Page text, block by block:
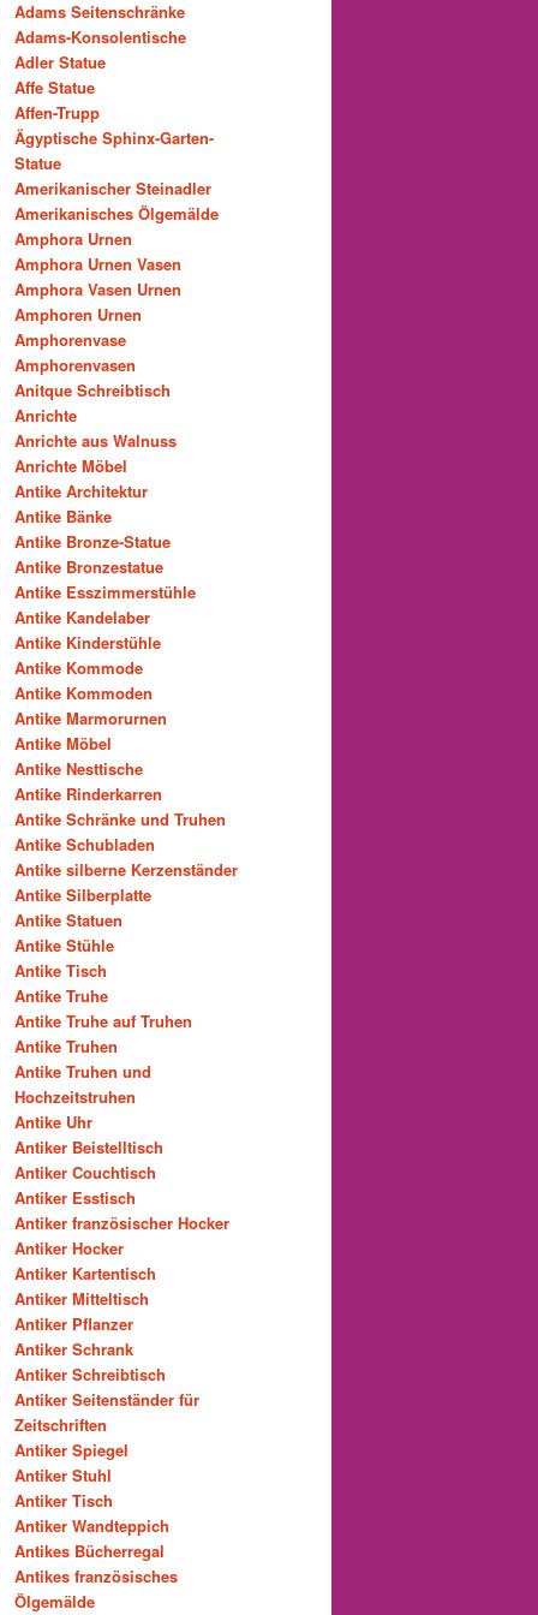
Adams Seitenschränke
Adams-Konsolentische
Adler Statue
Affe Statue
Affen-Trupp
Ägyptische Sphinx-Garten-
Statue
Amerikanischer Steinadler
Amerikanisches Ölgemälde
Amphora Urnen
Amphora Urnen Vasen
Amphora Vasen Urnen
Amphoren Urnen
Amphorenvase
Amphorenvasen
Anitque Schreibtisch
Anrichte
Anrichte aus Walnuss
Anrichte Möbel
Antike Architektur
Antike Bänke
Antike Bronze-Statue
Antike Bronzestatue
Antike Esszimmerstühle
Antike Kandelaber
Antike Kinderstühle
Antike Kommode
Antike Kommoden
Antike Marmorurnen
Antike Möbel
Antike Nesttische
Antike Rinderkarren
Antike Schränke und Truhen
Antike Schubladen
Antike silberne Kerzenständer
Antike Silberplatte
Antike Statuen
Antike Stühle
Antike Tisch
Antike Truhe
Antike Truhe auf Truhen
Antike Truhen
Antike Truhen und
Hochzeitstruhen
Antike Uhr
Antiker Beistelltisch
Antiker Couchtisch
Antiker Esstisch
Antiker französischer Hocker
Antiker Hocker
Antiker Kartentisch
Antiker Mitteltisch
Antiker Pflanzer
Antiker Schrank
Antiker Schreibtisch
Antiker Seitenständer für
Zeitschriften
Antiker Spiegel
Antiker Stuhl
Antiker Tisch
Antiker Wandteppich
Antikes Bücherregal
Antikes französisches
Ölgemälde